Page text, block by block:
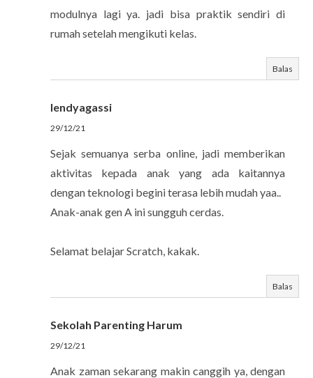
modulnya lagi ya. jadi bisa praktik sendiri di
rumah setelah mengikuti kelas.
Balas
lendyagassi
29/12/21
Sejak semuanya serba online, jadi memberikan
aktivitas kepada anak yang ada kaitannya
dengan teknologi begini terasa lebih mudah yaa..
Anak-anak gen A ini sungguh cerdas.
Selamat belajar Scratch, kakak.
Balas
Sekolah Parenting Harum
29/12/21
Anak zaman sekarang makin canggih ya, dengan